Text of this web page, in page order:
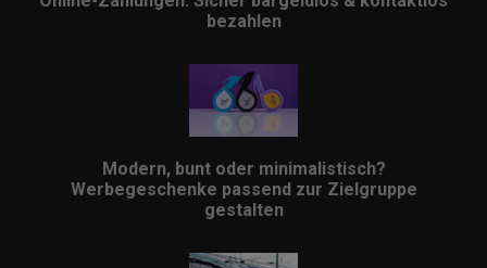
bezahlen
Modern, bunt oder minimalistisch?
Werbegeschenke passend zur Zielgruppe
gestalten